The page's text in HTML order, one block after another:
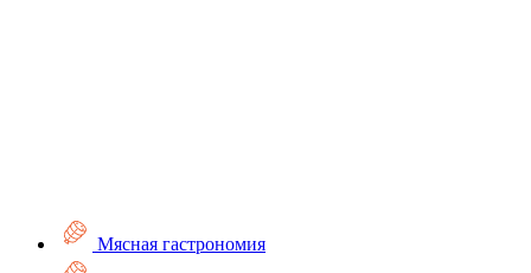
Мясная гастрономия